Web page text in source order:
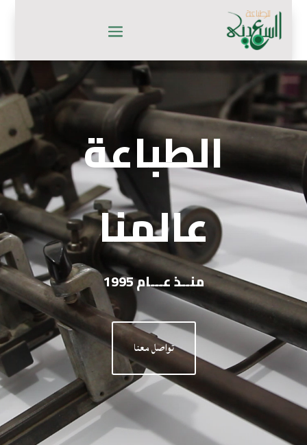
مشغل
الفيديو
الطباعة
عالمنا
منــذ عـــام 1995
تواصل معنا